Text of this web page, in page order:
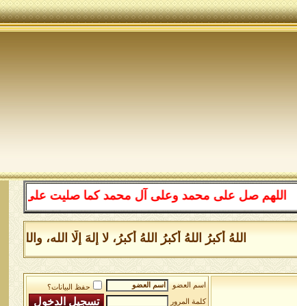
اللهم صل على محمد وعلى آل محمد كما صليت على إبراهيم
اللهُ أكبرُ اللهُ أكبرُ اللهُ أكبرُ، لا إلهَ إلَّا الله،
اسم العضو
حفظ البيانات؟
كلمة المرور